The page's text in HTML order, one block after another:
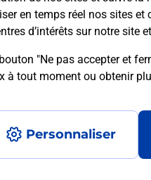
en temps réel nos sites
d’intérêts sur notre site
"Ne pas accepter et
à tout moment ou obtenir
Personnaliser
: partiellement conforme